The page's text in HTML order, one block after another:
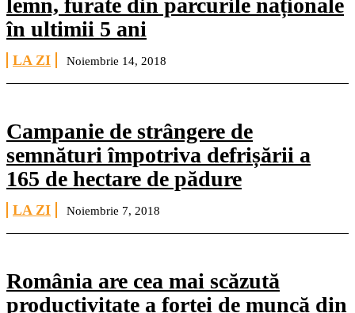
lemn, furate din parcurile naționale
în ultimii 5 ani
LA ZI Noiembrie 14, 2018
Campanie de strângere de
semnături împotriva defrișării a
165 de hectare de pădure
LA ZI Noiembrie 7, 2018
România are cea mai scăzută
productivitate a forței de muncă din